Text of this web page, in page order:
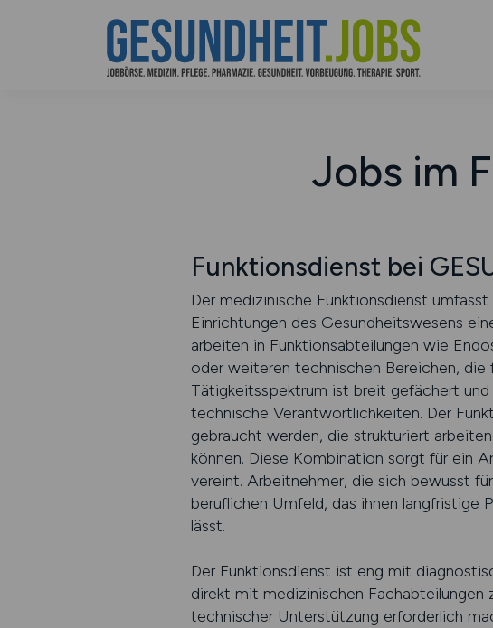
Jobs im
Funktionsdienst bei
Der medizinische Funktionsdienst
Einrichtungen des Gesundheitswesens
arbeiten in Funktionsabteilungen wie
oder weiteren technischen Bereichen,
Tätigkeitsspektrum ist breit gefächert
technische Verantwortlichkeiten. Der
gebraucht werden, die strukturiert
können. Diese Kombination sorgt für ein
vereint. Arbeitnehmer, die sich bewusst
beruflichen Umfeld, das ihnen langfristige
lässt.
Der Funktionsdienst ist eng mit
direkt mit medizinischen
technischer Unterstützung erforderlich